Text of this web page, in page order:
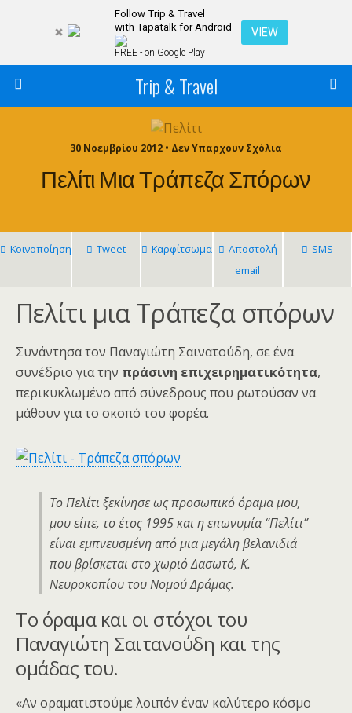
Follow Trip & Travel
with Tapatalk for Android
FREE - on Google Play
VIEW
Trip & Travel
30 Νοεμβρίου 2012 • Δεν Υπαρχουν Σχόλια
Πελίτι Μια Τράπεζα Σπόρων
Κοινοποίηση Tweet Καρφίτσωμα
Αποστολή
email
SMS
Πελίτι μια Τράπεζα σπόρων
Συνάντησα τον Παναγιώτη Σαινατούδη, σε ένα
συνέδριο για την πράσινη επιχειρηματικότητα,
περικυκλωμένο από σύνεδρους που ρωτούσαν να
μάθουν για το σκοπό του φορέα.
Το Πελίτι ξεκίνησε ως προσωπικό όραμα μου,
μου είπε, το έτος 1995 και η επωνυμία “Πελίτι”
είναι εμπνευσμένη από μια μεγάλη βελανιδιά
που βρίσκεται στο χωριό Δασωτό, Κ.
Νευροκοπίου του Νομού Δράμας.
Το όραμα και οι στόχοι του
Παναγιώτη Σαιτανούδη και της
ομάδας του.
«Αν οραματιστούμε λοιπόν έναν καλύτερο κόσμο